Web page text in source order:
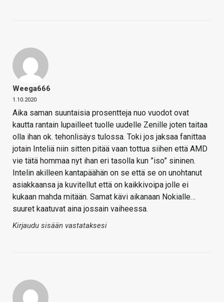
Weega666
1.10.2020
Aika saman suuntaisia prosentteja nuo vuodot ovat
kautta rantain lupailleet tuolle uudelle Zenille joten taitaa
olla ihan ok. tehonlisäys tulossa. Toki jos jaksaa fanittaa
jotain Inteliä niin sitten pitää vaan tottua siihen että AMD
vie tätä hommaa nyt ihan eri tasolla kun ”iso” sininen.
Intelin akilleen kantapäähän on se että se on unohtanut
asiakkaansa ja kuvitellut että on kaikkivoipa jolle ei
kukaan mahda mitään. Samat kävi aikanaan Nokialle…
suuret kaatuvat aina jossain vaiheessa.
Kirjaudu sisään vastataksesi